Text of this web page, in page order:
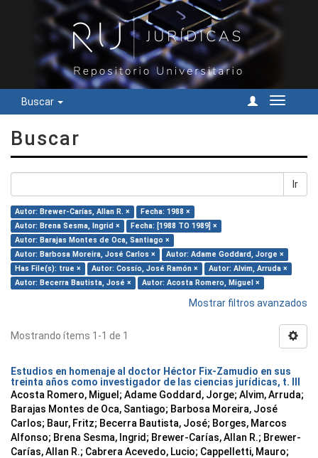
Buscar
Cambiar
Buscar
Ir
Autor: Brewer-Carías, Allan R. ×
Fecha: 1988 ×
Autor: Brena Sesma, Ingrid ×
Fecha: [1988 TO 1989] ×
Autor: Barajas Montes de Oca, Santiago ×
Autor: Barbosa Moreira, José Carlos ×
Autor: Adame Goddard, Jorge ×
Has File(s): true ×
Autor: Cossío, José Ramón ×
Autor: Alvim, Arruda ×
Autor: Becerra Bautista, José ×
Autor: Acosta Romero, Miguel ×
Mostrar filtros avanzados
Mostrando ítems 1-1 de 1
Estudios en homenaje al doctor Héctor Fix-Zamudio en sus
treinta años como investigador de las ciencias jurídicas, t. III
Acosta Romero, Miguel; Adame Goddard, Jorge; Alvim, Arruda;
Barajas Montes de Oca, Santiago; Barbosa Moreira, José
Carlos; Baur, Fritz; Becerra Bautista, José; Borges, Marcos
Alfonso; Brena Sesma, Ingrid; Brewer-Carías, Allan R.; Brewer-
Carías, Allan R.; Cabrera Acevedo, Lucio; Cappelletti, Mauro;